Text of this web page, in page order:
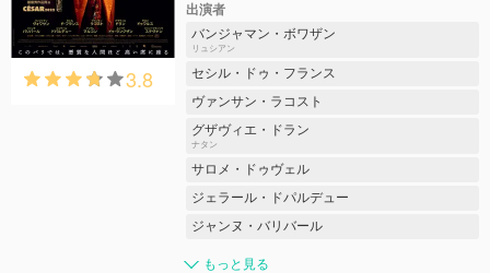
3.8
出演者
バンジャマン・ボワザン
リュシアン
セシル・ドゥ・フランス
ヴァンサン・ラコスト
グザヴィエ・ドラン
ナタン
サロメ・ドゥヴェル
ジェラール・ドパルデュー
ジャンヌ・バリバール
もっと見る